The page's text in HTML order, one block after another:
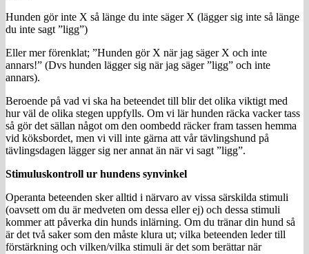
Hunden gör inte X så länge du inte säger X (lägger sig inte så länge
du inte sagt ”ligg”)
Eller mer förenklat; ”Hunden gör X när jag säger X och inte
annars!” (Dvs hunden lägger sig när jag säger ”ligg” och inte
annars).
Beroende på vad vi ska ha beteendet till blir det olika viktigt med
hur väl de olika stegen uppfylls. Om vi lär hunden räcka vacker tass
så gör det sällan något om den oombedd räcker fram tassen hemma
vid köksbordet, men vi vill inte gärna att vår tävlingshund på
tävlingsdagen lägger sig ner annat än när vi sagt ”ligg”.
Stimuluskontroll ur hundens synvinkel
Operanta beteenden sker alltid i närvaro av vissa särskilda stimuli
(oavsett om du är medveten om dessa eller ej) och dessa stimuli
kommer att påverka din hunds inlärning. Om du tränar din hund så
är det två saker som den måste klura ut; vilka beteenden leder till
förstärkning och vilken/vilka stimuli är det som berättar när